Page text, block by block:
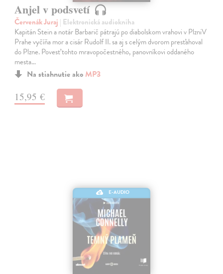
Anjel v podsvetí
Červenák Juraj | Elektronická audiokniha
Kapitán Stein a notár Barbarič pátrajú po diabolskom vrahovi v PlzniV
Prahe vyčíňa mor a cisár Rudolf II. sa aj s celým dvorom presťahoval
do Plzne. Povesť tohto mravopočestného, panovníkovi oddaného
mesta…
Na stiahnutie ako MP3
15,95 €
E-AUDIO